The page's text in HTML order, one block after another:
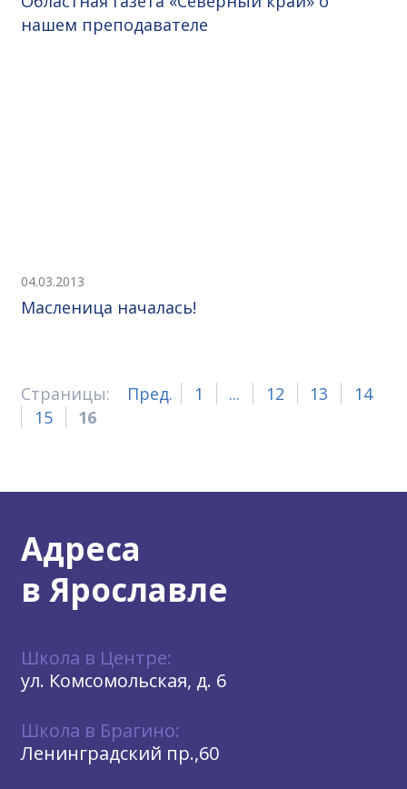
нашем преподавателе
04.03.2013
Масленица началась!
Страницы: Пред. 1 ... 12 13
14
15
16
Адреса
в Ярославле
Школа в Центре:
ул. Комсомольская, д. 6
Школа в Брагино:
Ленинградский пр.,60